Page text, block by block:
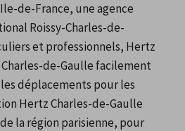
de-France, une agence
Roissy-Charles-de-
et professionnels, Hertz
de-Gaulle facilement
déplacements pour les
Hertz Charles-de-Gaulle
la région parisienne, pour